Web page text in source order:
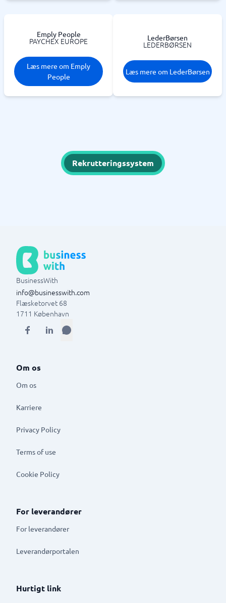
Emply People
PAYCHEX EUROPE
Læs mere om Emply
People
LederBørsen
LEDERBØRSEN
Læs mere om LederBørsen
Rekrutteringssystem
BusinessWith
info@businesswith.com
Flæsketorvet 68
1711 København
Om os
Om os
Karriere
Privacy Policy
Terms of use
Cookie Policy
For leverandører
For leverandører
Leverandørportalen
Hurtigt link